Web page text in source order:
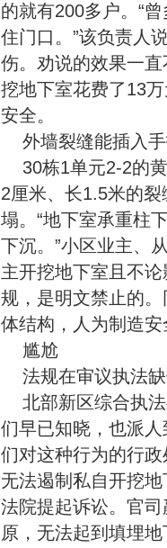
的就有200多户。“
住门口。”该负责人
伤。劝说的效果一
挖地下室花费了13
安全。
外墙裂缝能插入
30栋1单元2-2的
2厘米、长1.5米的
塌。“地下室承重柱
下沉。”小区业主、
主开挖地下室且不
规，是明文禁止的
体结构，人为制造
尴尬
法规在审议执法
北部新区综合执
们早已知晓，也派
们对这种行为的行
无法遏制私自开挖
法院提起诉讼。官
原，无法起到填埋